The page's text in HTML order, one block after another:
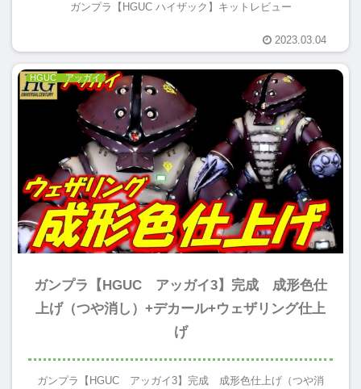
ガンプラ【HGUC ハイザック】キットレビュー
2023.03.04
HGUC アッガイ
ガンプラ【HGUC アッガイ3】完成 成形色仕
上げ（つや消し）+デカール+ウェザリング仕上
げ
ガンプラ【HGUC アッガイ3】完成 成形色仕上げ（つや消